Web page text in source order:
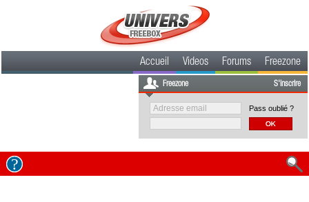
Accueil Videos Forums Freezone
Freezone S'inscrire
Pass oublié ?